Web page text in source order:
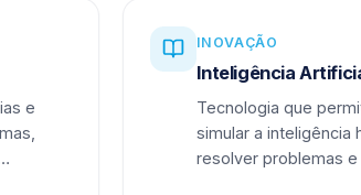
e
INOVAÇÃO
Inteligência
Tecnologia que
simular a inteligência
resolver problemas